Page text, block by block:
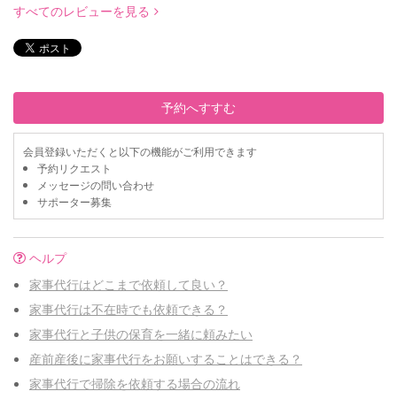
すべてのレビューを見る
予約へすすむ
会員登録いただくと以下の機能がご利用できます
予約リクエスト
メッセージの問い合わせ
サポーター募集
ヘルプ
家事代行はどこまで依頼して良い？
家事代行は不在時でも依頼できる？
家事代行と子供の保育を一緒に頼みたい
産前産後に家事代行をお願いすることはできる？
家事代行で掃除を依頼する場合の流れ